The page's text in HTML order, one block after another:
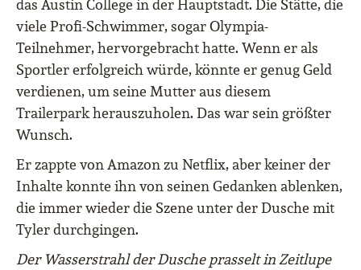
das Austin College in der Hauptstadt. Die Stätte, die
viele Profi-Schwimmer, sogar Olympia-
Teilnehmer, hervorgebracht hatte. Wenn er als
Sportler erfolgreich würde, könnte er genug Geld
verdienen, um seine Mutter aus diesem
Trailerpark herauszuholen. Das war sein größter
Wunsch.
Er zappte von Amazon zu Netflix, aber keiner der
Inhalte konnte ihn von seinen Gedanken ablenken,
die immer wieder die Szene unter der Dusche mit
Tyler durchgingen.
Der Wasserstrahl der Dusche prasselt in Zeitlupe